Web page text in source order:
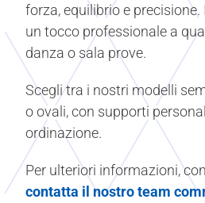
forza, equilibrio e
un tocco professionale a
danza o sala prove.
Scegli tra i nostri modelli
o ovali, con supporti
ordinazione.
Per ulteriori informazioni,
contatta il nostro team